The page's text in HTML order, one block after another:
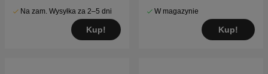
Na zam. Wysyłka za 2–5 dni
Kup!
W magazynie
Kup!